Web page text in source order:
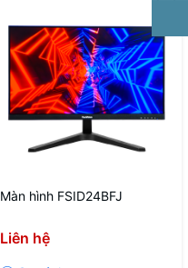
Màn hình FSID24BFJ
Liên hệ